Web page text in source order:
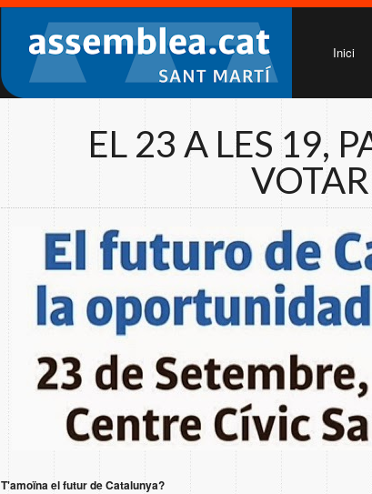
Inici
EL 23 A LES 19,
VOTAR
T'amoïna el futur de Catalunya?